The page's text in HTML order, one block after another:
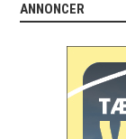
ANNONCER